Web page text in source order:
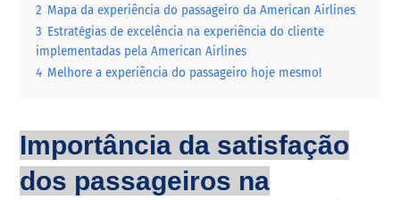
2 Mapa da experiência do passageiro da American Airlines
3 Estratégias de excelência na experiência do cliente
implementadas pela American Airlines
4 Melhore a experiência do passageiro hoje mesmo!
Importância da satisfação
dos passageiros na